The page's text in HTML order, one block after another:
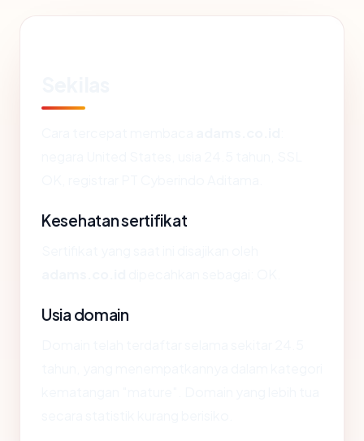
Kesehatan sertifikat
Usia domain